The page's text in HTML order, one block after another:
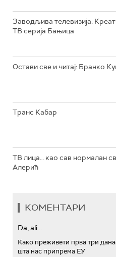
Заводљива телевизија:
ТВ серија Бањица
Остави све и читај: Бранко
Транс Кабар
ТВ лица… као сав нормалан
Алерић
КОМЕНТАРИ
Da, ali...
Како преживети прва три
шта нас припрема ЕУ